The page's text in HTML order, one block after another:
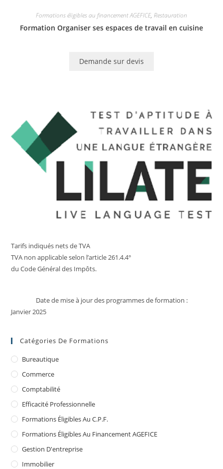
Formations éligibles au financement AGEFICE, Restauration
Formation Organiser ses espaces de travail en cuisine
Demande sur devis
Tarifs indiqués nets de TVA
TVA non applicable selon l’article 261.4.4°
du Code Général des Impôts.
Date de mise à jour des programmes de formation :
Janvier 2025
Catégories De Formations
Bureautique
Commerce
Comptabilité
Efficacité Professionnelle
Formations Éligibles Au C.P.F.
Formations Éligibles Au Financement AGEFICE
Gestion D'entreprise
Immobilier